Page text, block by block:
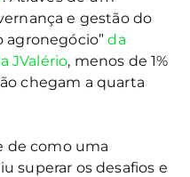
e gestão do
agronegócio”da
JValério, menos de 1%
chegam a quarta
de como uma
superar os desafios e